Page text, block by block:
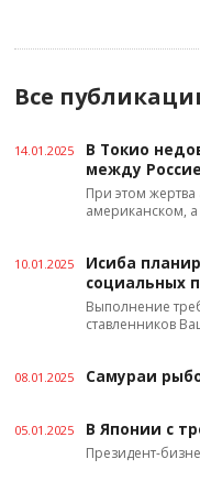
Все
14.01.2025
В Токио
между
При этом
американском,
10.01.2025
Исиба
социальных
Выполнение
ставленников
08.01.2025 Самураи
05.01.2025 В Японии с
Президент-